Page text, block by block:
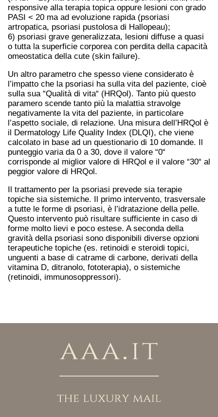
responsive alla terapia topica oppure lesioni con grado
PASI < 20 ma ad evoluzione rapida (psoriasi
artropatica, psoriasi pustolosa di Hallopeau);
6) psoriasi grave generalizzata, lesioni diffuse a quasi
o tutta la superficie corporea con perdita della capacità
omeostatica della cute (skin failure).
Un altro parametro che spesso viene considerato è
l’impatto che la psoriasi ha sulla vita del paziente, cioè
sulla sua “Qualità di vita“ (HRQol). Tanto più questo
paramero scende tanto più la malattia stravolge
negativamente la vita del paziente, in particolare
l’aspetto sociale, di relazione. Una misura dell’HRQol è
il Dermatology Life Quality Index (DLQI), che viene
calcolato in base ad un questionario di 10 domande. Il
punteggio varia da 0 a 30, dove il valore “0“
corrisponde al miglior valore di HRQol e il valore “30“ al
peggior valore di HRQol.
Il trattamento per la psoriasi prevede sia terapie
topiche sia sistemiche. Il primo intervento, trasversale
a tutte le forme di psoriasi, è l’idratazione della pelle.
Questo intervento può risultare sufficiente in caso di
forme molto lievi e poco estese. A seconda della
gravità della psoriasi sono disponibili diverse opzioni
terapeutiche topiche (es. retinoidi e steroidi topici,
unguenti a base di catrame di carbone, derivati della
vitamina D, ditranolo, fototerapia), o sistemiche
(retinoidi, immunosoppressori).